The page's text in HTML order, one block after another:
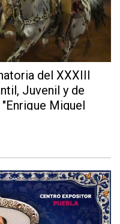
del XXXIII
Juvenil y de
Miguel